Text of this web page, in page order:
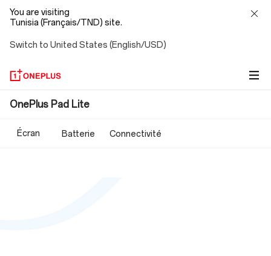
You are visiting
Tunisia (Français/TND) site.
Switch to United States (English/USD)
OnePlus
Pad
OnePlus Pad Lite
Écran Batterie Connectivité